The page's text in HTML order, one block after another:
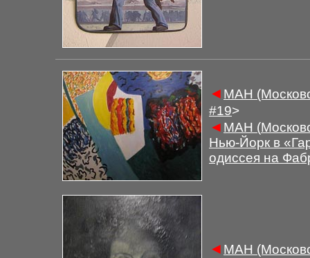
◄ МАН
#19>
◄ МАН (
Нью-Йорк в
одиссея на
◄ МАН